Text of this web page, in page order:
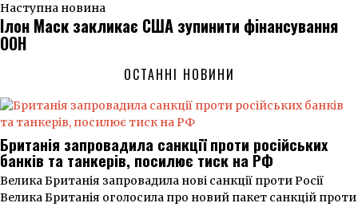
Наступна новина
Ілон Маск закликає США зупинити фінансування
ООН
ОСТАННІ НОВИНИ
Британія запровадила санкції проти російських
банків та танкерів, посилює тиск на РФ
Велика Британія запровадила нові санкції проти Росії
Велика Британія оголосила про новий пакет санкцій проти